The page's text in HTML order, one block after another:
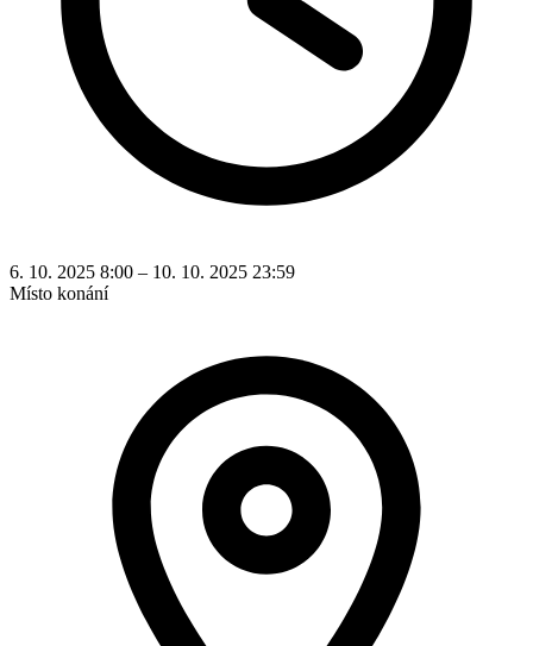
6. 10. 2025 8:00 – 10. 10. 2025 23:59
Místo konání